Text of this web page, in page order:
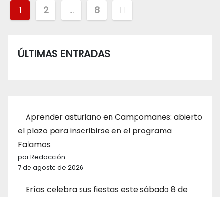
Paginación
entradas
1 2 … 8
ÚLTIMAS ENTRADAS
Aprender asturiano en Campomanes: abierto
el plazo para inscribirse en el programa
Falamos
por Redacción
7 de agosto de 2026
Erías celebra sus fiestas este sábado 8 de